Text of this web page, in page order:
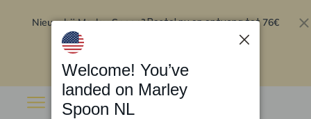
Nieuw bij Marley Spoon?Bestel nu en ontvang tot 76€
Welcome! You’ve
landed on Marley
Spoon NL